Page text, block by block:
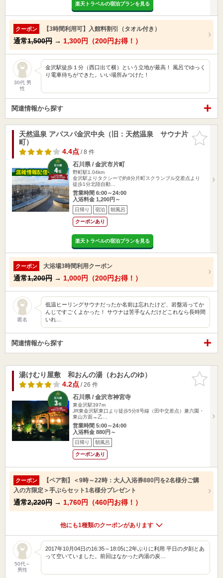
楽天トラベルの宿泊プランを見る
クーポン 【3時間利用可】入館料割引（タオル付き）
通常1,500円 → 1,300円（200円お得！）
30代 男
性
金沢駅徒歩１分（西口出て横）という立地が最高！ 風呂でゆっく
り電車待ちができた。いい場所みつけた！
関連情報から探す
お気に入
りに追加
天然温泉 アパスパ金沢中央（旧：天然温泉 サウナ片
町）
4.4点/ 8 件
石川県 / 金沢市片町
野町駅1.04km
金沢駅よりタクシーで約8分片町スクランブル交差点より
徒歩1分北陸自動…
営業時間 6:00～24:00
入浴料金 1,200円～
日帰り 宿泊 朝風呂
クーポンあり
楽天トラベルの宿泊プランを見る
クーポン 大浴場3時間利用クーポン
通常1,200円 → 1,000円（200円お得！）
匿名
低温ヒーリングサウナだったか名前は忘れたけど、岩盤浴ってか
んじですごくよかった！ サウナは苦手なんだけどこれなら長時間
いれ…
関連情報から探す
お気に入
りに追加
湯けむり屋敷 和おんの湯（わおんのゆ）
4.2点/ 26 件
石川県 / 金沢市神宮寺
東金沢駅397m
JR東金沢駅東口より徒歩5分8号線（田中交差点）兼六園・
東山方面→乙…
営業時間 5:00～24:00
入浴料金 880円～
日帰り 朝風呂
クーポンあり
クーポン
【ペア割】＜9時～22時：大人入浴券880円を2名様分ご購
入の方限定＞手ぶらセット1名様分プレゼント
通常2,220円 → 1,760円（460円お得！）
他にも1種類のクーポンがあります
50代～
男性
2017年10月04日の16:35～18:05に2年ぶりに利用 平日の夕刻とあ
って空いていました。前回はなかった内湯の炭…